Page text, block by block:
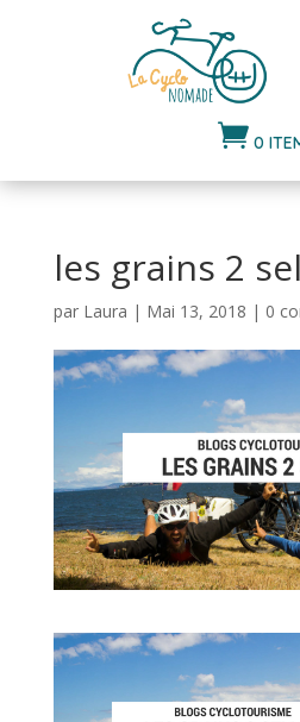
 0
les grains 2
par Laura | Mai 13, 2018 | 0